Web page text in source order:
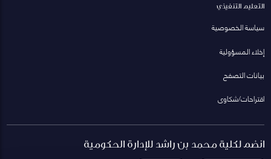
التعليم التنفيذي
سياسة الخصوصية
إخلاء المسؤولية
بيانات التصفح
اقتراحات/شكاوى
انضم لكلية محمد بن راشد للإدارة الحكومية